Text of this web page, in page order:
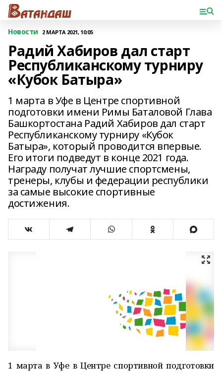
Новости 2 МАРТА 2021, 10:05
Радий Хабиров дал старт
Республиканскому турниру
«Кубок Батыра»
1 марта в Уфе в Центре спортивной
подготовки имени Римы Баталовой Глава
Башкортостана Радий Хабиров дал старт
Республиканскому турниру «Кубок
Батыра», который проводится впервые.
Его итоги подведут в конце 2021 года.
Награду получат лучшие спортсмены,
тренеры, клубы и федерации республики
за самые высокие спортивные
достижения.
1 марта в Уфе в Центре спортивной подготовки